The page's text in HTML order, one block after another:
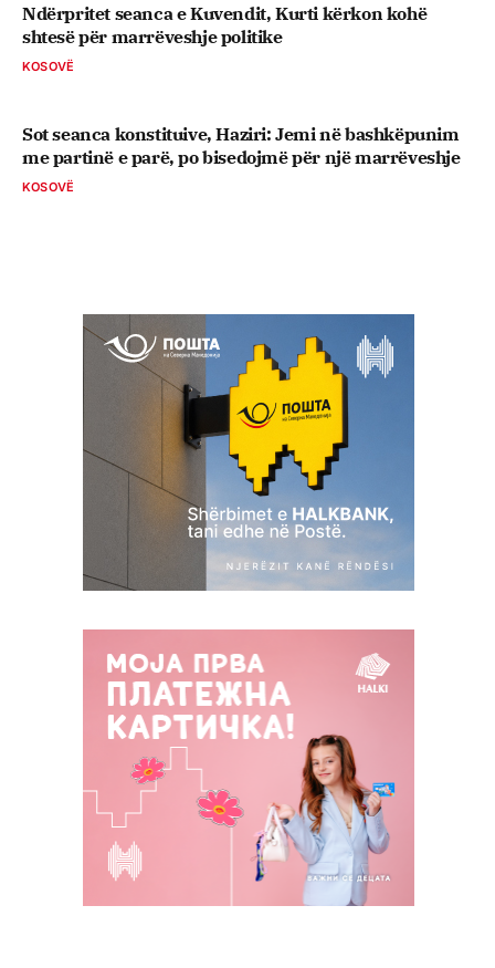
Ndërpritet seanca e Kuvendit, Kurti kërkon kohë
shtesë për marrëveshje politike
KOSOVË
Sot seanca konstituive, ​Haziri: Jemi në bashkëpunim
me partinë e parë, po bisedojmë për një marrëveshje
KOSOVË